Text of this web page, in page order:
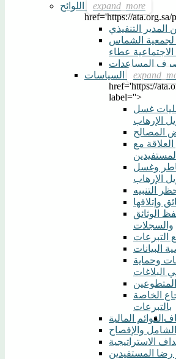
href='https://ata.org.sa/
المدير التنفيذي
لجمعية الشماس
عطاء
المساعدات
href='https://
label=''>
غسل
الإرهاب
المصالح
مع
المستفيدين
وغسل
الإرهاب
التنبيه
وإتلافها
الوثائق
والسجلات
التبرعات
البيانات
وحماية
البلاغات
الخاصة
بالتبرعات
القوائم المالية
الشامل والإفصاح
الاستراتيجية
رضا المستفيدين